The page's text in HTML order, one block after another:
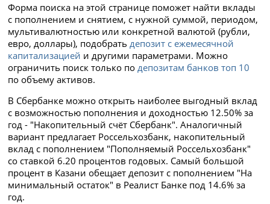
Форма поиска на этой странице поможет найти вклады
с пополнением и снятием, с нужной суммой, периодом,
мультивалютностью или конкретной валютой (рубли,
евро, доллары), подобрать депозит с ежемесячной
капитализацией и другими параметрами. Можно
ограничить поиск только по депозитам банков топ 10
по объему активов.
В Сбербанке можно открыть наиболее выгодный вклад
с возможностью пополнения и доходностью 12.50% за
год - "Накопительный счёт Сбербанк". Аналогичный
вариант предлагает Россельхозбанк, накопительный
вклад с пополнением "Пополняемый Россельхозбанк"
со ставкой 6.20 процентов годовых. Самый большой
процент в Казани обещает депозит с пополнением "На
минимальный остаток" в Реалист Банке под 14.6% за
год.